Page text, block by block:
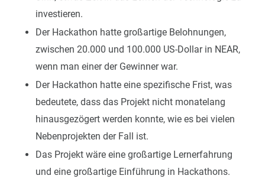
investieren.
Der Hackathon hatte großartige Belohnungen,
zwischen 20.000 und 100.000 US-Dollar in NEAR,
wenn man einer der Gewinner war.
Der Hackathon hatte eine spezifische Frist, was
bedeutete, dass das Projekt nicht monatelang
hinausgezögert werden konnte, wie es bei vielen
Nebenprojekten der Fall ist.
Das Projekt wäre eine großartige Lernerfahrung
und eine großartige Einführung in Hackathons.